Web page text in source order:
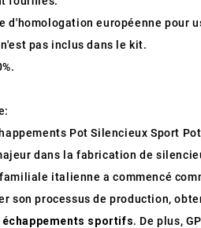
d'homologation européenne pour
pas inclus dans le kit.
Pot Silencieux Sport Pot
dans la fabrication de
italienne a commencé
son processus de production,
échappements sportifs. De plus,